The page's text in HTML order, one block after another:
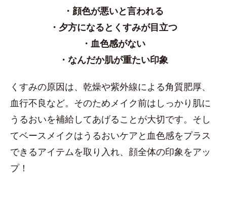
・顔色が悪いと言われる
・夕方になるとくすみが目立つ
・血色感がない
・なんだか肌が重たい印象
くすみの原因は、乾燥や紫外線による角質肥厚、
血行不良など。そのためメイク前はしっかり肌に
うるおいを補給してあげることが大切です。そし
てベースメイクはうるおいケアと血色感をプラス
できるアイテムを取り入れ、顔全体の印象をアッ
プ！